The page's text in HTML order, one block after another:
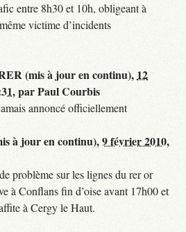
entre 8h30 et 10h, obligeant à
victime d’incidents
(mis à jour en continu), 12
,parPaul Courbis
annoncé officiellement
à jour en continu),9 février 2010,
problème sur les lignes du rer or
à Conflans fin d’oise avant 17h00 et
à Cergy le Haut.